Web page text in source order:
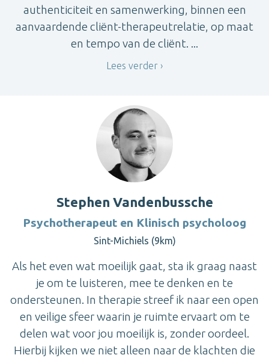
authenticiteit en samenwerking, binnen een
aanvaardende cliënt-therapeutrelatie, op maat
en tempo van de cliënt. ...
Lees verder
Stephen Vandenbussche
Psychotherapeut en Klinisch psycholoog
Sint-Michiels (9km)
Als het even wat moeilijk gaat, sta ik graag naast
je om te luisteren, mee te denken en te
ondersteunen. In therapie streef ik naar een open
en veilige sfeer waarin je ruimte ervaart om te
delen wat voor jou moeilijk is, zonder oordeel.
Hierbij kijken we niet alleen naar de klachten die